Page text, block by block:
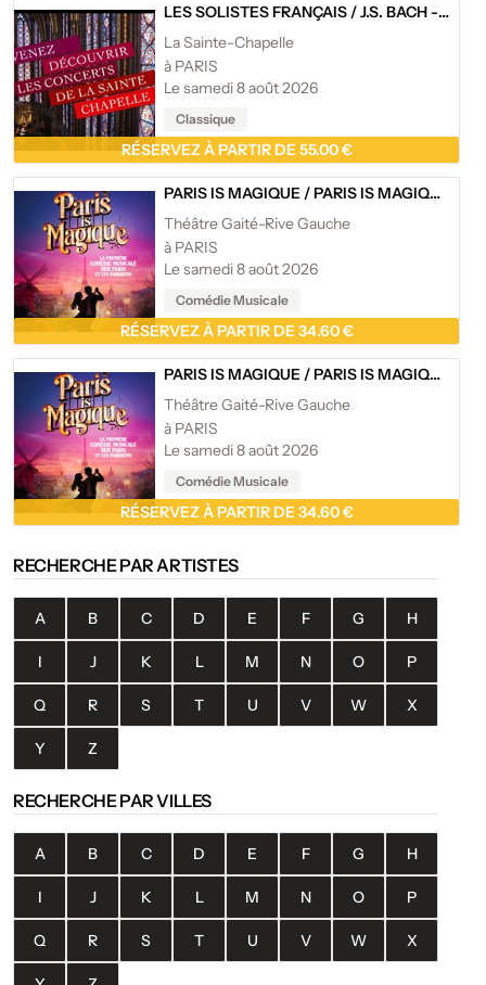
LES SOLISTES FRANÇAIS /J.S. BACH - LES CONCERTOS POUR VIOLON
La Sainte-Chapelle
à PARIS
Le samedi 8 août 2026
Classique
RÉSERVEZ À PARTIR DE 55.00 €
PARIS IS MAGIQUE /PARIS IS MAGIQUE - THÉÂTRE GAITÉ-RIVE GAUCHE, PARIS
Théâtre Gaité-Rive Gauche
à PARIS
Le samedi 8 août 2026
Comédie Musicale
RÉSERVEZ À PARTIR DE 34.60 €
PARIS IS MAGIQUE /PARIS IS MAGIQUE - THÉÂTRE GAITÉ-RIVE GAUCHE, PARIS
Théâtre Gaité-Rive Gauche
à PARIS
Le samedi 8 août 2026
Comédie Musicale
RÉSERVEZ À PARTIR DE 34.60 €
RECHERCHE PAR ARTISTES
A B C D E F G H
I J K L M N O P
Q R S T U V W X
Y Z
RECHERCHE PAR VILLES
A B C D E F G H
I J K L M N O P
Q R S T U V W X